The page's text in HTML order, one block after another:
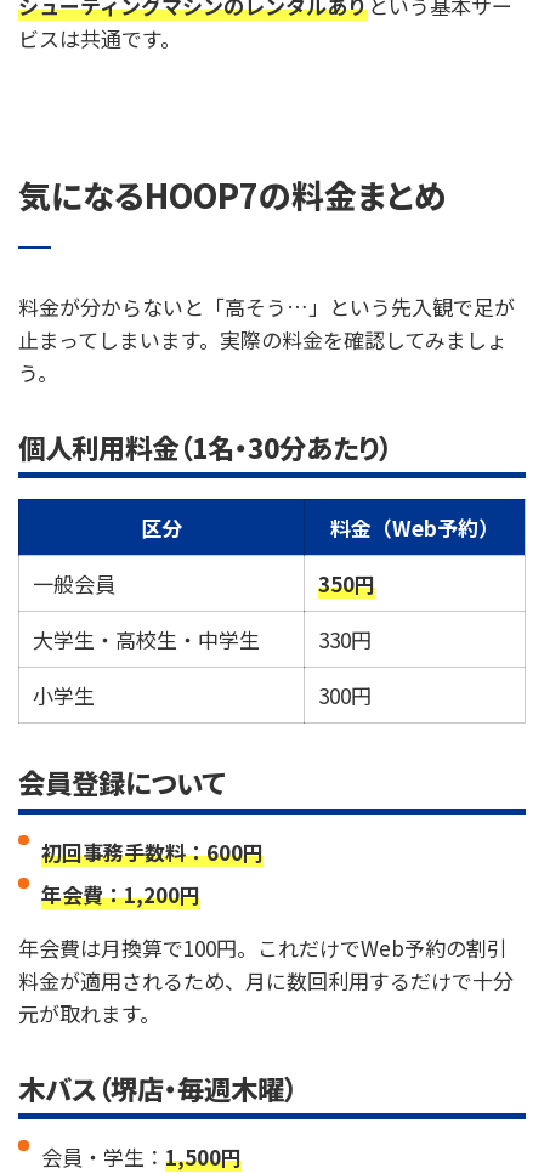
ビスは共通です。
気になるHOOP7の料金まとめ
料金が分からないと「高そう…」という先入観で足が
止まってしまいます。実際の料金を確認してみましょ
う。
個人利用料金（1名・30分あたり）
区分
料金（Web予約）
一般会員
350円
大学生・高校生・中学生
330円
小学生
300円
会員登録について
初回事務手数料：600円
年会費：1,200円
年会費は月換算で100円。これだけでWeb予約の割引
料金が適用されるため、月に数回利用するだけで十分
元が取れます。
木バス（堺店・毎週木曜）
会員・学生： 1,500円